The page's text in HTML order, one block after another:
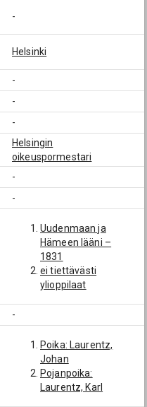
-
Helsinki
-
-
-
Helsingin
oikeuspormestari
-
-
Uudenmaan ja
Hämeen lääni –
1831
ei tiettävästi
ylioppilaat
-
Poika: Laurentz,
Johan
Pojanpoika:
Laurentz, Karl